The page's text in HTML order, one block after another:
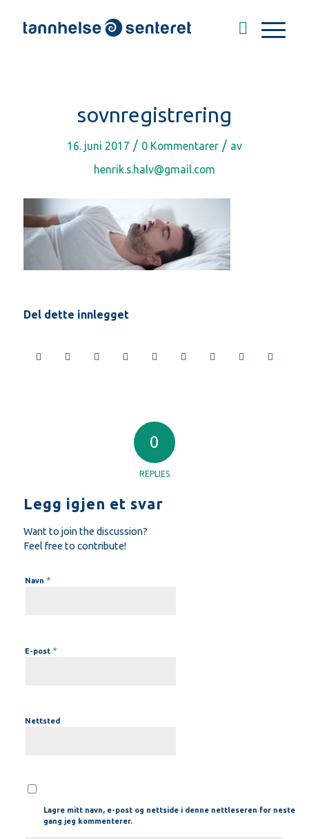
sovnregistrering
16. juni 2017 / 0 Kommentarer / av
henrik.s.halv@gmail.com
Del dette innlegget
0
REPLIES
Legg igjen et svar
Want to join the discussion?
Feel free to contribute!
Navn *
E-post *
Nettsted
Lagre mitt navn, e-post og nettside i denne nettleseren for neste
gang jeg kommenterer.